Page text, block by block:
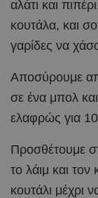
αλάτι και
κουτάλα, και
γαρίδες να
Αποσύρουμε
σε ένα μπολ
ελαφρώς για
Προσθέτουμε
το λάιμ και
κουτάλι μέχρι